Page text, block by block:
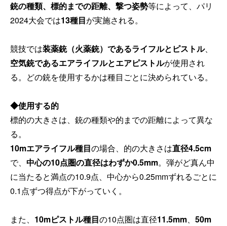
銃の種類、標的までの距離、撃つ姿勢等によって、パリ
2024大会では13種目が実施される。
競技では装薬銃（火薬銃）であるライフルとピストル、
空気銃であるエアライフルとエアピストルが使用され
る。どの銃を使用するかは種目ごとに決められている。
◆使用する的
標的の大きさは、銃の種類や的までの距離によって異な
る。
10mエアライフル種目の場合、的の大きさは直径4.5cm
で、 中心の10点圏の直径はわずか0.5mm。弾がど真ん中
に当たると満点の10.9点、中心から0.25mmずれるごとに
0.1点ずつ得点が下がっていく。
また、 10mピストル種目の10点圏は直径11.5mm、 50m